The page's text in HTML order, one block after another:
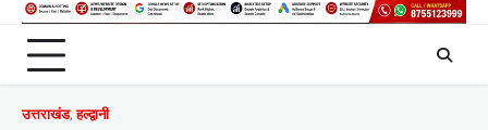
उत्तराखंड,हल्द्वानी